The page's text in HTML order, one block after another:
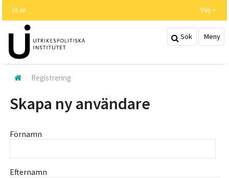
huvudinnehållet
UI.se Välj
Sök Meny
Registrering
Skapa ny användare
Förnamn
Efternamn